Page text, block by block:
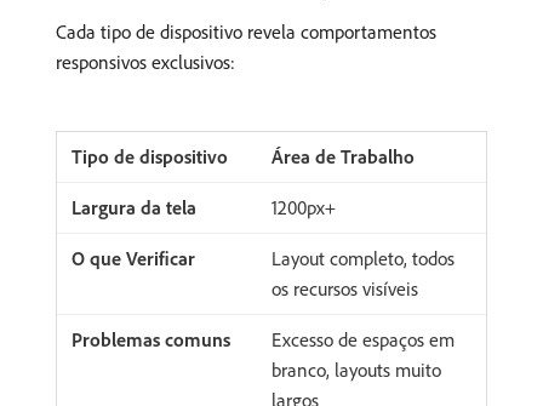
Cada tipo de dispositivo revela comportamentos
responsivos exclusivos:
Área de Trabalho
1200px+
Layout completo, todos
os recursos visíveis
Excesso de espaços em
branco, layouts muito
largos